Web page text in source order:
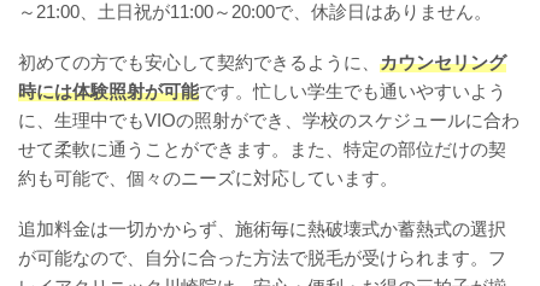
～21:00、土日祝が11:00～20:00で、休診日はありません。
初めての方でも安心して契約できるように、 カウンセリング
時には体験照射が可能です。忙しい学生でも通いやすいよう
に、生理中でもVIOの照射ができ、学校のスケジュールに合わ
せて柔軟に通うことができます。また、特定の部位だけの契
約も可能で、個々のニーズに対応しています。
追加料金は一切かからず、施術毎に熱破壊式か蓄熱式の選択
が可能なので、自分に合った方法で脱毛が受けられます。フ